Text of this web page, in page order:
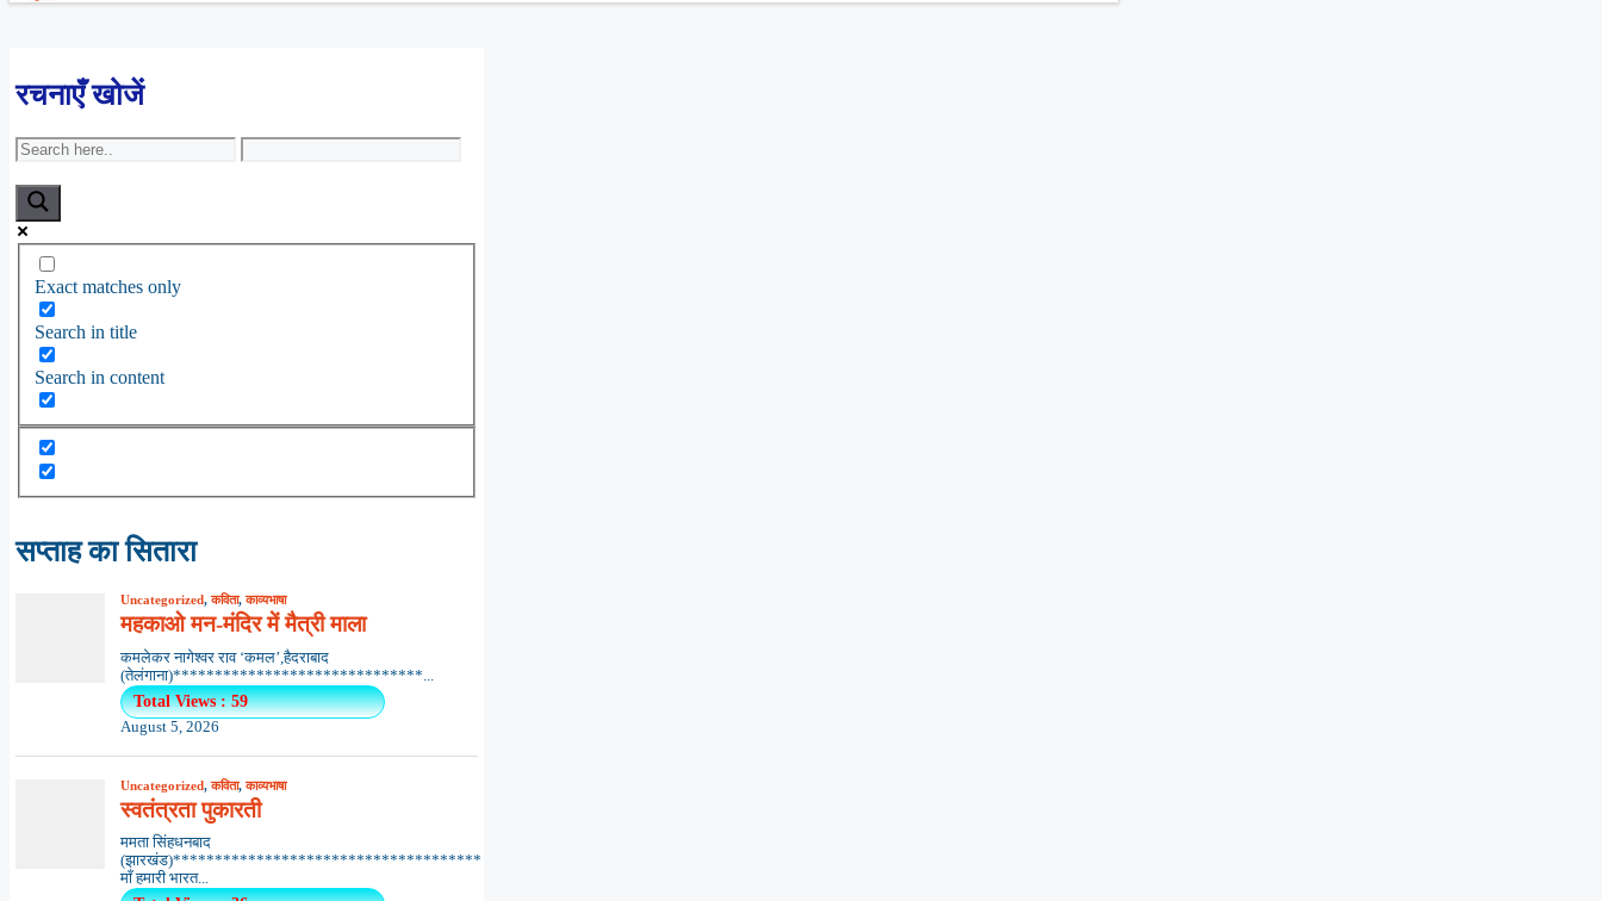
रचनाएँ खोजें
Exact matches only
Search in title
Search in content
सप्ताह का सितारा
Uncategorized,कविता,काव्यभाषा
महकाओ मन-मंदिर में मैत्री माला
कमलेकर नागेश्वर राव ‘कमल’,हैदराबाद
(तेलंगाना)******************************...
Total Views : 59
August 5, 2026
Uncategorized,कविता,काव्यभाषा
स्वतंत्रता पुकारती
ममता सिंहधनबाद
(झारखंड)*************************************
माँ हमारी भारत...